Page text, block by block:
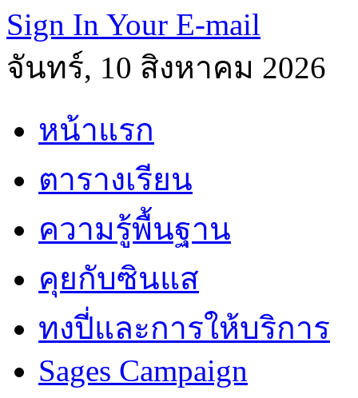
Sign In Your E-mail
จันทร์, 10 สิงหาคม 2026
หน้าแรก
ตารางเรียน
ความรู้พื้นฐาน
คุยกับซินแส
ทงปี่และการให้บริการ
Sages Campaign